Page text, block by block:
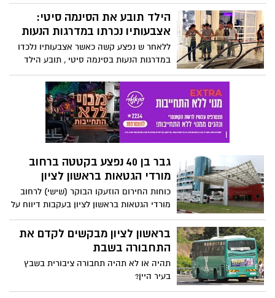
הילד תובע את הסינמה סיטי:
אצבעותיו נכרתו במדרגות הנעות
ללאחר ש נפצע קשה כאשר אצבעותיו נלכדו
במדרגות הנעות בסינמה סיטי , תובע הילד
במיליון וחצי מיליון שקלים את מתחם
הקולנוע. סינמה סיטי: "טרם קיבלנו את כתב
התביעה"
גבר בן 40 נפצע בקטטה ברחוב
מורדי הגטאות בראשון לציון
כוחות החירום הוזעקו הבוקר (שישי) לרחוב
מורדי הגטאות בראשון לציון בעקבות דיווח על
קטטה. פצוע כבן 40 פונה ל'אסף הרופא'
במצב בינוני
בראשון לציון מבקשים לקדם את
התחבורה בשבת
תהיה או לא תהיה תחבורה ציבורית בשבץ
בעיר היין?